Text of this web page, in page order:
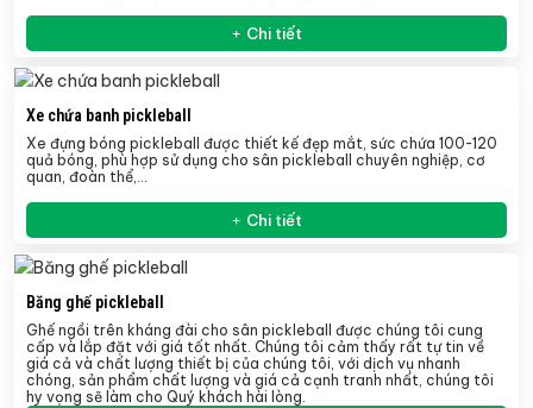
Chi tiết
Xe chứa banh pickleball
Xe đựng bóng pickleball
được thiết kế đẹp mắt, sức chứa 100-120
quả bóng, phù hợp sử dụng cho sân pickleball chuyên nghiệp, cơ
quan, đoàn thể,…
Chi tiết
Băng ghế pickleball
Ghế ngồi trên kháng đài cho sân pickleball được chúng tôi cung
cấp và lắp đặt với giá tốt nhất. Chúng tôi cảm thấy rất tự tin về
giá cả và chất lượng thiết bị của chúng tôi, với dịch vụ nhanh
chóng, sản phẩm chất lượng và giá cả cạnh tranh nhất, chúng tôi
hy vọng sẽ làm cho Quý khách hài lòng.